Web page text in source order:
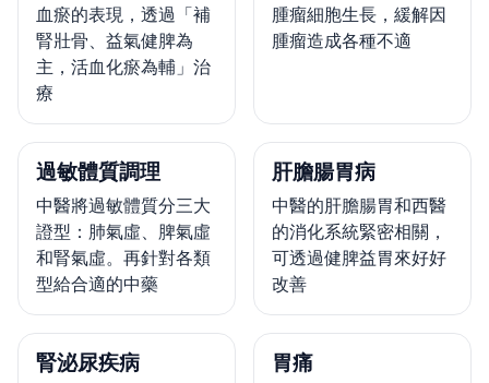
血瘀的表現，透過「補
腎壯骨、益氣健脾為
主，活血化瘀為輔」治
療
腫瘤細胞生長，緩解因
腫瘤造成各種不適
過敏體質調理
中醫將過敏體質分三大
證型：肺氣虛、脾氣虛
和腎氣虛。再針對各類
型給合適的中藥
肝膽腸胃病
中醫的肝膽腸胃和西醫
的消化系統緊密相關，
可透過健脾益胃來好好
改善
腎泌尿疾病 胃痛